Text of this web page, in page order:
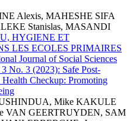
Alexis, MAHESHE SIFA
Stanislas, MASANDI
HYGIENE ET
LES ECOLES PRIMAIRES
Journal of Social Sciences
No. 3 (2023): Safe Post-
Checkup: Promoting
Mike KAKULE
VAN GEERTRUYDEN, SAM